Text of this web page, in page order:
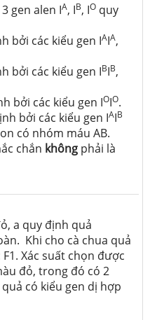
gen alen IA, IB, IO quy
bởi các kiểu gen IAIA,
bởi các kiểu gen IBIB,
bởi các kiểu gen IOIO.
bởi các kiểu gen IAIB
có nhóm máu AB.
chắn không phải là
a quy định quả
Khi cho cà chua quả
Xác suất chọn được
đỏ, trong đó có 2
có kiểu gen dị hợp